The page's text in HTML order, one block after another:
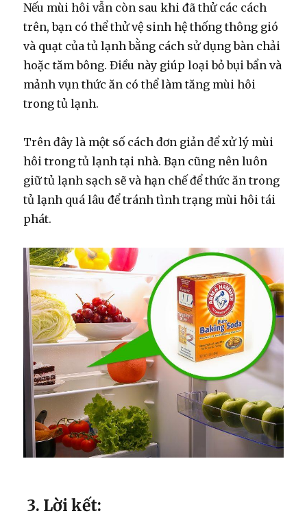
Nếu mùi hôi vẫn còn sau khi đã thử các cách
trên, bạn có thể thử vệ sinh hệ thống thông gió
và quạt của tủ lạnh bằng cách sử dụng bàn chải
hoặc tăm bông. Điều này giúp loại bỏ bụi bẩn và
mảnh vụn thức ăn có thể làm tăng mùi hôi
trong tủ lạnh.
Trên đây là một số cách đơn giản để xử lý mùi
hôi trong tủ lạnh tại nhà. Bạn cũng nên luôn
giữ tủ lạnh sạch sẽ và hạn chế để thức ăn trong
tủ lạnh quá lâu để tránh tình trạng mùi hôi tái
phát.
3. Lời kết: